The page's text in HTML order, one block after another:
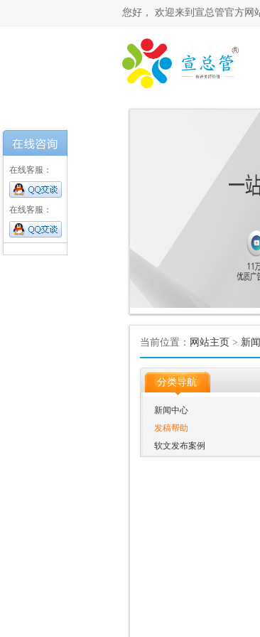
您好， 欢迎来到宣总管官方网
当前位置： 网站主页 > 新
分类导航
新闻中心
发稿帮助
软文发布案例
在线客服：
在线客服：